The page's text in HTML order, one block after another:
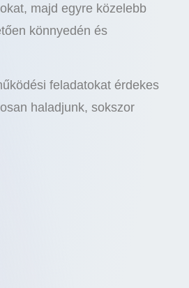
majd egyre közelebb
könnyedén és
feladatokat érdekes
haladjunk, sokszor